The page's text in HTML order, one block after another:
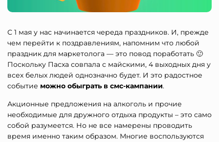
С 1 мая у нас начинается череда праздников. И, прежде
чем перейти к поздравлениям, напомним что любой
праздник для маркетолога — это повод поработать 🙂
Поскольку Пасха совпала с майскими, 4 выходных дня у
всех белых людей однозначно будет. И это радостное
событие можно обыграть в смс-кампании.
Акционные предложения на алкоголь и прочие
необходимые для дружного отдыха продукты – это само
собой разумеется. Но не все намерены проводить
время именно таким образом. Многие воспользуются